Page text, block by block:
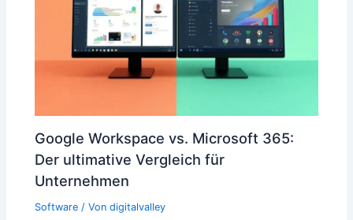
Google Workspace vs. Microsoft 365:
Der ultimative Vergleich für
Unternehmen
Software / Vondigitalvalley